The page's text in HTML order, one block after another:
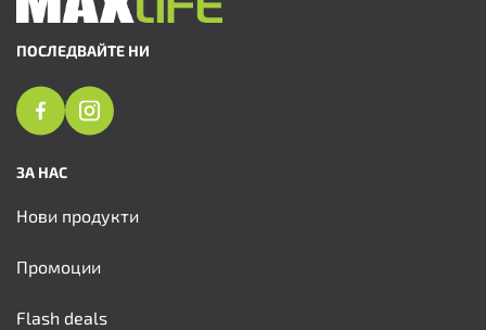
ПОСЛЕДВАЙТЕ НИ
ЗА НАС
Нови продукти
Промоции
Flash deals